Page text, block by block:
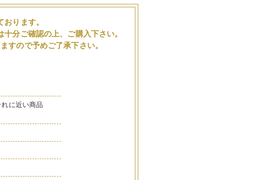
ります。
分ご確認の上、ご購入下さい。
すので予めご了承下さい。
に近い商品